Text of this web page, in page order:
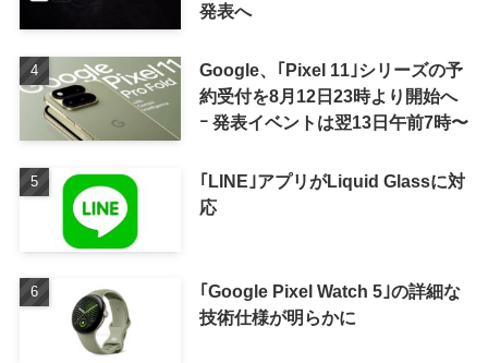
発表へ
Google、｢Pixel 11｣シリーズの予
約受付を8月12日23時より開始へ
ｰ 発表イベントは翌13日午前7時〜
｢LINE｣アプリがLiquid Glassに対
応
｢Google Pixel Watch 5｣の詳細な
技術仕様が明らかに